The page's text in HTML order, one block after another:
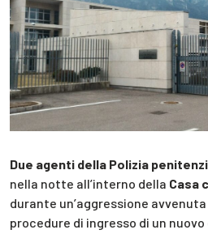
Due agenti della Polizia
nella notte all’interno della Casa
durante un’aggressione
procedure di ingresso di un